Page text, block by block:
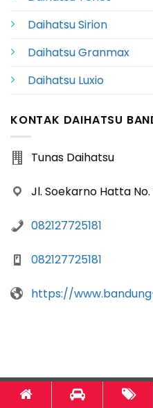
Daihatsu Sirion
Daihatsu Granmax
Daihatsu Luxio
KONTAK DAIHATSU
Tunas Daihatsu
Jl. Soekarno Hatta
082127725181
082127725181
https://
Bandung-Daihatsu.com